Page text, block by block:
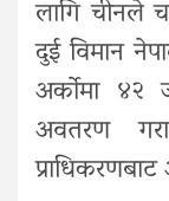
लागि चीनले
दुई विमान
अर्काेमा
अवतरण